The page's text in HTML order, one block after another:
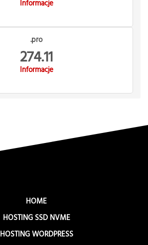
Informacje
.pro
274.11
Informacje
HOME
HOSTING SSD NVME
HOSTING WORDPRESS